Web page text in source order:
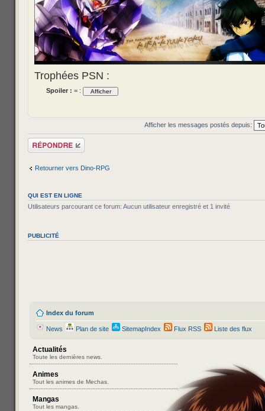
Trophées PSN :
Spoiler : = :
Afficher les messages postés depuis:
Répondre
Retourner vers Dino-RPG
QUI EST EN LIGNE
Utilisateurs parcourant ce forum: Aucun utilisateur enregistré et 1 invité
PUBLICITÉ
Index du forum
News Plan de site SitemapIndex Flux RSS Liste des flux
Actualités
Toute les dernières news.
Animes
Tout les animes de Mechas.
Mangas
Tout les mangas.